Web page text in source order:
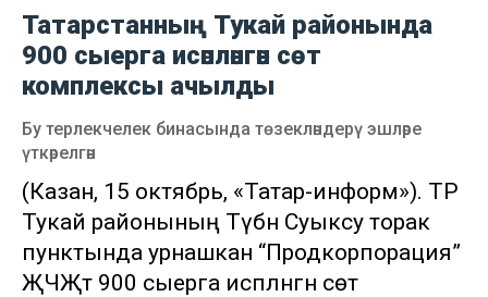
Татарстанның Тукай районында
900 сыерга исәпләнгән сөт
комплексы ачылды
Бу терлекчелек бинасында төзекләндерү эшләре
үткәрелгән
(Казан, 15 октябрь, «Татар-информ»). ТР
Тукай районының Түбән Суыксу торак
пунктында урнашкан “Продкорпорация”
ҖЧҖтә 900 сыерга исәпләнгән сөт